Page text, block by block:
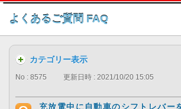
このページの本文へ
よくあるご質問 FAQ
カテゴリー表示
No : 8575 更新日時 : 2021/10/20 15:05
充放電中に自動車のシフトレバー